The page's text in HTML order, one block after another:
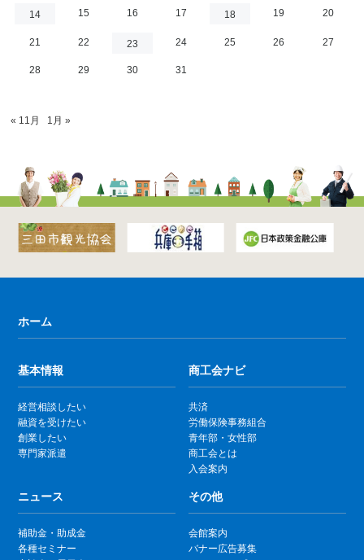
14 15 16 17 18 19 20
21 22 23 24 25 26 27
28 29 30 31
« 11月 1月 »
ホーム
基本情報
経営相談したい
融資を受けたい
創業したい
専門家派遣
商工会ナビ
共済
労働保険事務組合
青年部・女性部
商工会とは
入会案内
ニュース
補助金・助成金
各種セミナー
その他
会館案内
バナー広告募集